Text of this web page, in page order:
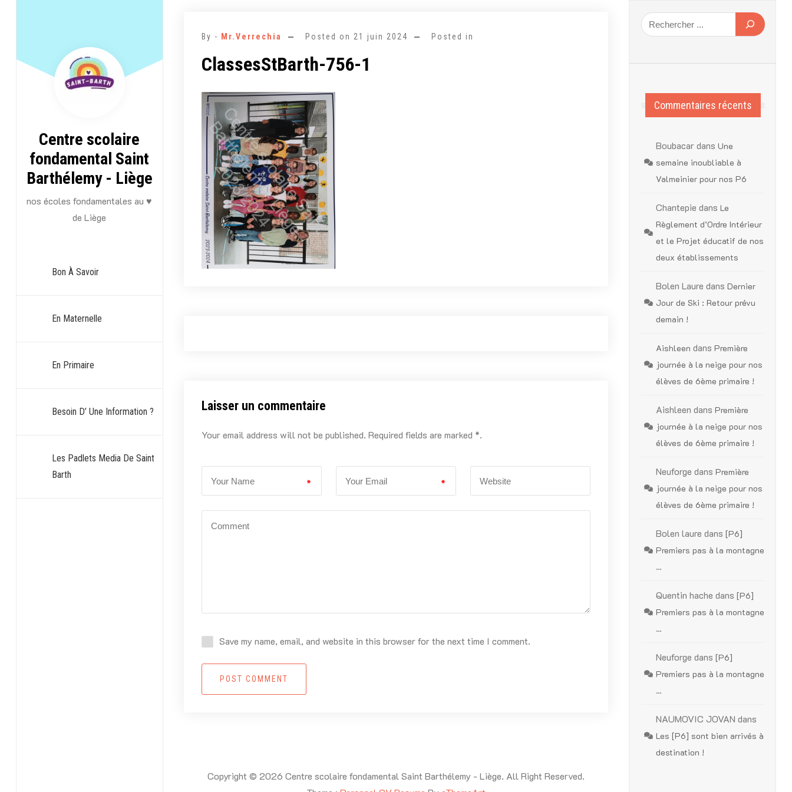
Centre scolaire
fondamental Saint
Barthélemy - Liège
nos écoles fondamentales au ♥
de Liège
Bon À Savoir
En Maternelle
En Primaire
Besoin D’ Une Information ?
Les Padlets Media De Saint
Barth
By - Mr.Verrechia Posted on 21 juin 2024 Posted in
ClassesStBarth-756-1
Laisser un commentaire
Your email address will not be published. Required fields are marked *.
* *
Save my name, email, and website in this browser for the next time I comment.
POST COMMENT
Copyright © 2026 Centre scolaire fondamental Saint Barthélemy - Liège. All Right Reserved.
Commentaires récents
BoubacardansUne
semaine inoubliable à
Valmeinier pour nos P6
Chantepie dansLe
Règlement d’Ordre Intérieur
et le Projet éducatif de nos
deux établissements
Bolen Laure dansDernier
Jour de Ski : Retour prévu
demain !
Aishleen dansPremière
journée à la neige pour nos
élèves de 6ème primaire !
Aishleen dansPremière
journée à la neige pour nos
élèves de 6ème primaire !
Neuforge dansPremière
journée à la neige pour nos
élèves de 6ème primaire !
Bolen laure dans[P6]
Premiers pas à la montagne
…
Quentin hache dans[P6]
Premiers pas à la montagne
…
Neuforge dans[P6]
Premiers pas à la montagne
…
NAUMOVIC JOVAN dans
Les [P6] sont bien arrivés à
destination !